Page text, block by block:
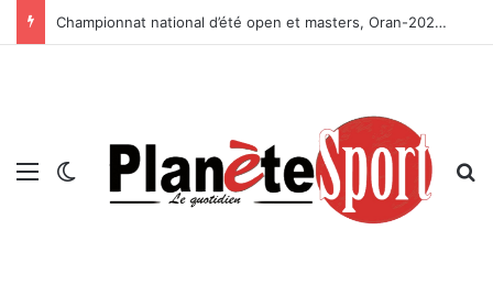
Championnat national d’été open et masters, Oran-2026 — Le CRB s’adjuge le titre
Menu Switch skin